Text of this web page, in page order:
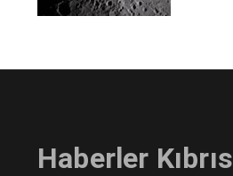
Haberler Kıbrıs